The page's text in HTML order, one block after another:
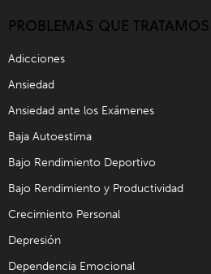
PROBLEMAS QUE TRATAMOS
Adicciones
Ansiedad
Ansiedad ante los Exámenes
Baja Autoestima
Bajo Rendimiento Deportivo
Bajo Rendimiento y Productividad
Crecimiento Personal
Depresión
Dependencia Emocional